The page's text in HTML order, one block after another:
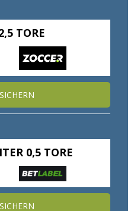
2026
Wettanbieter
Apps
Tipps für Heute
TORE
0,5 TORE